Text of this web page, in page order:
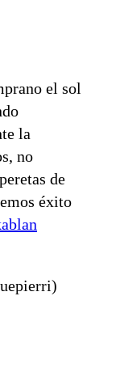
el sol
la
no
de
éxito